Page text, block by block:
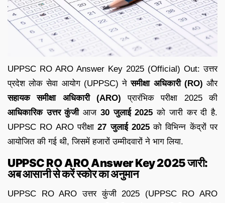
UPPSC RO ARO Answer Key 2025 (Official) Out: उत्तर
प्रदेश लोक सेवा आयोग (UPPSC) नेसमीक्षा अधिकारी (RO) और
सहायक समीक्षा अधिकारी (ARO) प्रारंभिक परीक्षा 2025 की
आधिकारिक उत्तर कुंजीआज 30 जुलाई 2025 को जारी कर दी है.
UPPSC RO ARO परीक्षा27 जुलाई 2025को विभिन्न केंद्रों पर
आयोजित की गई थी, जिसमें हजारों उम्मीदवारों ने भाग लिया.
UPPSC RO ARO Answer Key 2025 जारी:
अब आसानी से करें स्कोर का अनुमान
UPPSC RO ARO उत्तर कुंजी 2025 (UPPSC RO ARO